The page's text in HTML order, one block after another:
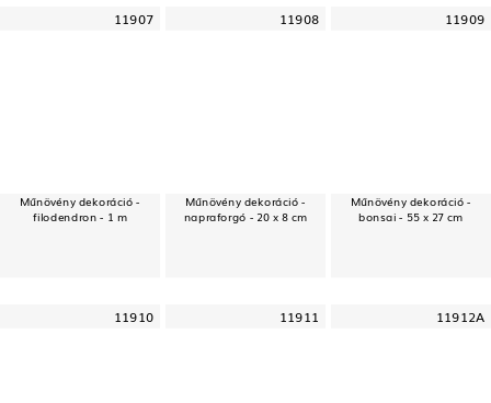
11907
Műnövény dekoráció -
filodendron - 1 m
11908
Műnövény dekoráció -
napraforgó - 20 x 8 cm
11909
Műnövény dekoráció -
bonsai - 55 x 27 cm
11910 11911 11912A